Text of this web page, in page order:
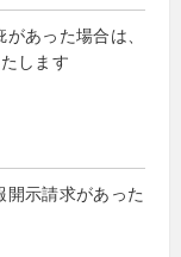
あった場合は、
します
示請求があった